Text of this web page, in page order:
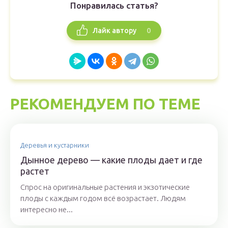
Понравилась статья?
Лайк автору 0
РЕКОМЕНДУЕМ ПО ТЕМЕ
Деревья и кустарники
Дынное дерево — какие плоды дает и где
растет
Спрос на оригинальные растения и экзотические
плоды с каждым годом всё возрастает. Людям
интересно не...